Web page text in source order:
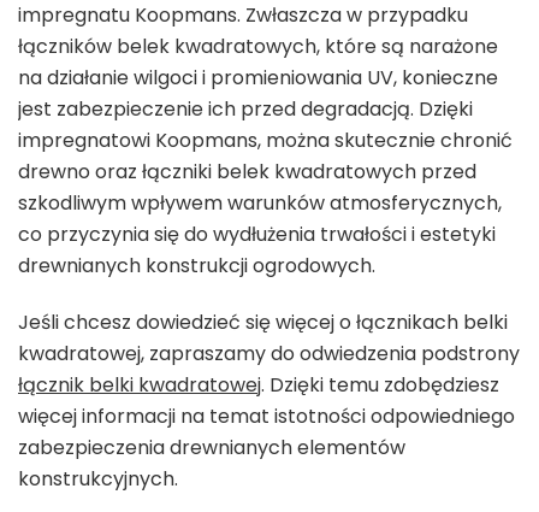
impregnatu Koopmans. Zwłaszcza w przypadku
łączników belek kwadratowych, które są narażone
na działanie wilgoci i promieniowania UV, konieczne
jest zabezpieczenie ich przed degradacją. Dzięki
impregnatowi Koopmans, można skutecznie chronić
drewno oraz łączniki belek kwadratowych przed
szkodliwym wpływem warunków atmosferycznych,
co przyczynia się do wydłużenia trwałości i estetyki
drewnianych konstrukcji ogrodowych.
Jeśli chcesz dowiedzieć się więcej o łącznikach belki
kwadratowej, zapraszamy do odwiedzenia podstrony
łącznik belki kwadratowej. Dzięki temu zdobędziesz
więcej informacji na temat istotności odpowiedniego
zabezpieczenia drewnianych elementów
konstrukcyjnych.